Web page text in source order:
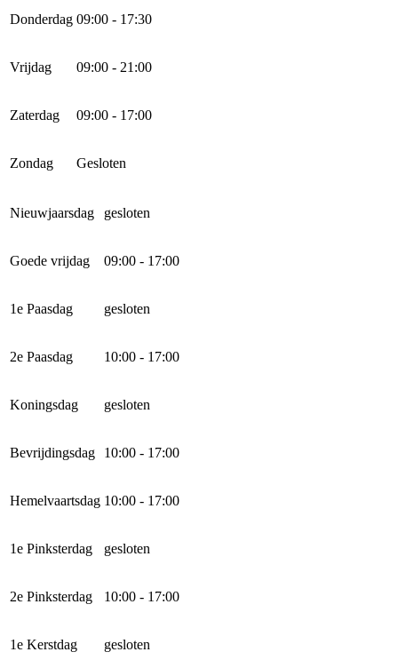
Donderdag 09:00 - 17:30
Vrijdag 09:00 - 21:00
Zaterdag 09:00 - 17:00
Zondag Gesloten
Nieuwjaarsdag gesloten
Goede vrijdag 09:00 - 17:00
1e Paasdag gesloten
2e Paasdag 10:00 - 17:00
Koningsdag gesloten
Bevrijdingsdag 10:00 - 17:00
Hemelvaartsdag 10:00 - 17:00
1e Pinksterdag gesloten
2e Pinksterdag 10:00 - 17:00
1e Kerstdag gesloten